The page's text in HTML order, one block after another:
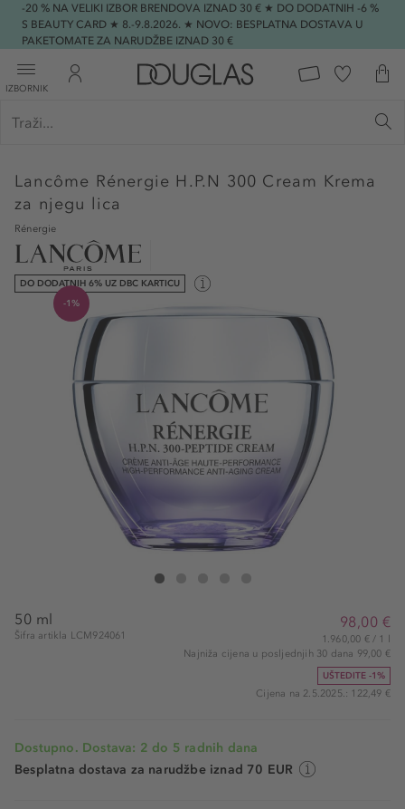
-20 % NA VELIKI IZBOR BRENDOVA IZNAD 30 € ★ DO DODATNIH -6 %
S BEAUTY CARD ★ 8.-9.8.2026. ★ NOVO: BESPLATNA DOSTAVA U
PAKETOMATE ZA NARUDŽBE IZNAD 30 €
IZBORNIK
Lancôme Rénergie H.P.N 300 Cream Krema
za njegu lica
Rénergie
DO DODATNIH 6% UZ DBC KARTICU
-1%
Lancôme Rénergie H.P.N 300 Cream
50 ml
Šifra artikla LCM924061
98,00 €
1.960,00 € / 1 l
Najniža cijena u posljednjih 30 dana 99,00 €
UŠTEDITE -1%
Cijena na 2.5.2025.: 122,49 €
Dostupno. Dostava: 2 do 5 radnih dana
Besplatna dostava za narudžbe iznad 70 EUR